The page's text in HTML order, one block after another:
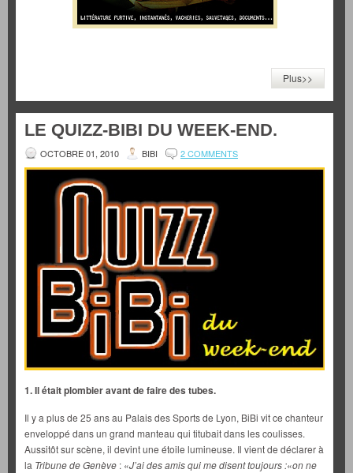
Plus>>
LE QUIZZ-BIBI DU WEEK-END.
OCTOBRE 01, 2010 BIBI 2 COMMENTS
1. Il était plombier avant de faire des tubes.
Il y a plus de 25 ans au Palais des Sports de Lyon, BiBi vit ce chanteur
enveloppé dans un grand manteau qui titubait dans les coulisses.
Aussitôt sur scène, il devint une étoile lumineuse. Il vient de déclarer à
la Tribune de Genève : «J’ai des amis qui me disent toujours :«on ne